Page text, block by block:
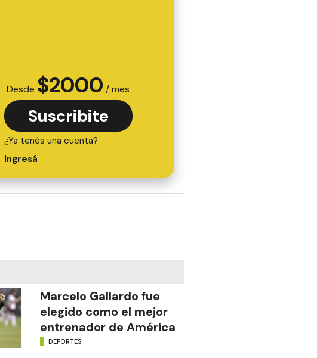
Desde $2000 / mes
Suscribite
¿Ya tenés una cuenta?
Ingresá
Marcelo Gallardo fue
elegido como el mejor
entrenador de América
DEPORTES